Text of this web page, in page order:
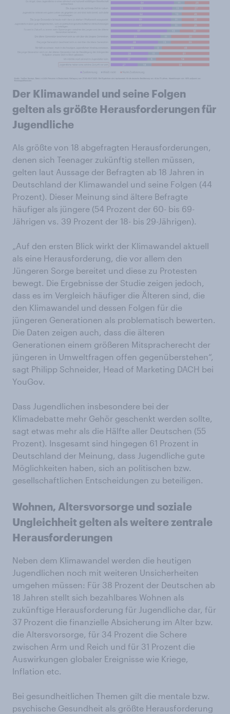
Der Klimawandel und seine Folgen
gelten als größte Herausforderungen für
Jugendliche
Als größte von 18 abgefragten Herausforderungen,
denen sich Teenager zukünftig stellen müssen,
gelten laut Aussage der Befragten ab 18 Jahren in
Deutschland der Klimawandel und seine Folgen (44
Prozent). Dieser Meinung sind ältere Befragte
häufiger als jüngere (54 Prozent der 60- bis 69-
Jährigen vs. 39 Prozent der 18- bis 29-Jährigen).
„Auf den ersten Blick wirkt der Klimawandel aktuell
als eine Herausforderung, die vor allem den
Jüngeren Sorge bereitet und diese zu Protesten
bewegt. Die Ergebnisse der Studie zeigen jedoch,
dass es im Vergleich häufiger die Älteren sind, die
den Klimawandel und dessen Folgen für die
jüngeren Generationen als problematisch bewerten.
Die Daten zeigen auch, dass die älteren
Generationen einem größeren Mitspracherecht der
jüngeren in Umweltfragen offen gegenüberstehen“,
sagt Philipp Schneider, Head of Marketing DACH bei
YouGov.
Dass Jugendlichen insbesondere bei der
Klimadebatte mehr Gehör geschenkt werden sollte,
sagt etwas mehr als die Hälfte aller Deutschen (55
Prozent). Insgesamt sind hingegen 61 Prozent in
Deutschland der Meinung, dass Jugendliche gute
Möglichkeiten haben, sich an politischen bzw.
gesellschaftlichen Entscheidungen zu beteiligen.
Wohnen, Altersvorsorge und soziale
Ungleichheit gelten als weitere zentrale
Herausforderungen
Neben dem Klimawandel werden die heutigen
Jugendlichen noch mit weiteren Unsicherheiten
umgehen müssen: Für 38 Prozent der Deutschen ab
18 Jahren stellt sich bezahlbares Wohnen als
zukünftige Herausforderung für Jugendliche dar, für
37 Prozent die finanzielle Absicherung im Alter bzw.
die Altersvorsorge, für 34 Prozent die Schere
zwischen Arm und Reich und für 31 Prozent die
Auswirkungen globaler Ereignisse wie Kriege,
Inflation etc.
Bei gesundheitlichen Themen gilt die mentale bzw.
psychische Gesundheit als größte Herausforderung